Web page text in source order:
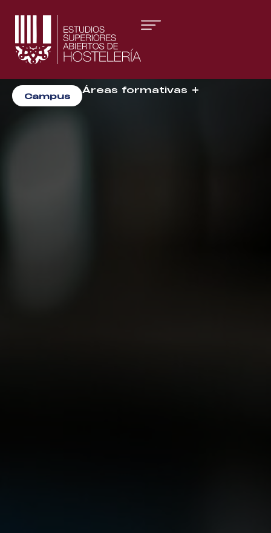
Campus
Áreas formativas